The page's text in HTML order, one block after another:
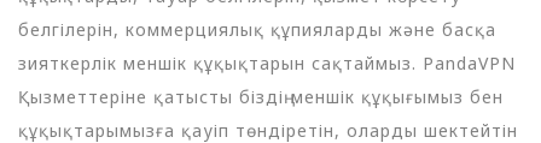
белгілерін, коммерциялық құпияларды және басқа
зияткерлік меншік құқықтарын сақтаймыз. PandaVPN
Қызметтеріне қатысты біздің меншік құқығымыз бен
құқықтарымызға қауіп төндіретін, оларды шектейтін